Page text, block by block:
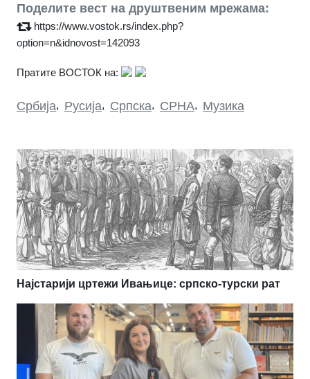
Поделите вест на друштвеним мрежама:
https://www.vostok.rs/index.php?
option=n&idnovost=142093
Пратите ВОСТОК на:
Србија, Русија, Српска, СРНА, Музика
Најстарији цртежи Ивањице: српско-турски рат